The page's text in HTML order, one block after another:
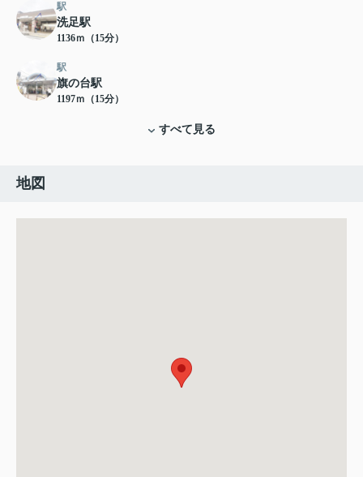
駅
洗足駅
1136ｍ（15分）
駅
旗の台駅
1197ｍ（15分）
すべて見る
地図